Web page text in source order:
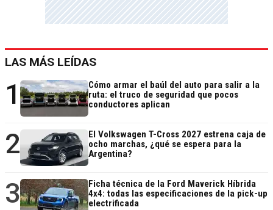
LAS MÁS LEÍDAS
1
Cómo armar el baúl del auto para salir a la
ruta: el truco de seguridad que pocos
conductores aplican
2
El Volkswagen T-Cross 2027 estrena caja de
ocho marchas, ¿qué se espera para la
Argentina?
3
Ficha técnica de la Ford Maverick Híbrida
4x4: todas las especificaciones de la pick-up
electrificada